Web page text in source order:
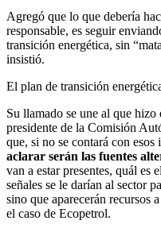
Agregó que lo que debería
responsable, es seguir
transición energética, sin
insistió.
El plan de transición
Su llamado se une al que hizo
presidente de la Comisión
que, si no se contará con esos
aclarar serán las fuentes
van a estar presentes, quál es
señales se le darían al sector
sino que aparecerán recursos
el caso de Ecopetrol.